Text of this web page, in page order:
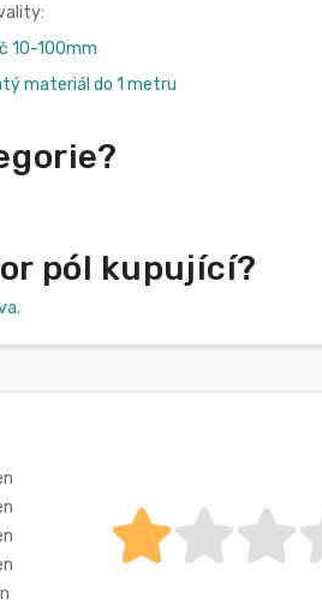
10-100mm
materiál do 1 metru
pól kupující?
.